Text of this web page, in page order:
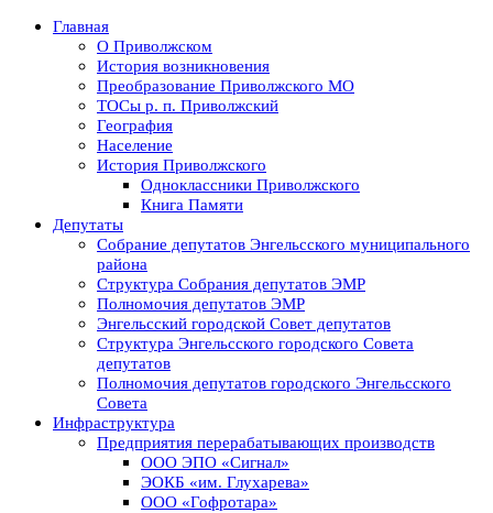
Главная
О Приволжском
История возникновения
Преобразование Приволжского МО
ТОСы р. п. Приволжский
География
Население
История Приволжского
Одноклассники Приволжского
Книга Памяти
Депутаты
Собрание депутатов Энгельсского муниципального
района
Структура Собрания депутатов ЭМР
Полномочия депутатов ЭМР
Энгельсский городской Совет депутатов
Структура Энгельсского городского Совета
депутатов
Полномочия депутатов городского Энгельсского
Совета
Инфраструктура
Предприятия перерабатывающих производств
ООО ЭПО «Сигнал»
ЭОКБ «им. Глухарева»
ООО «Гофротара»